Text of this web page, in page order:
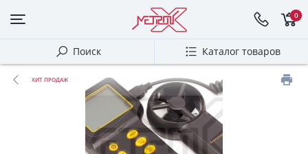
0
Поиск Каталог товаров
ХИТ ПРОДАЖ